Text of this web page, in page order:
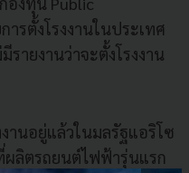
ารตั้งโรงงานในประเทศ
รายงานว่าจะตั้งโรงงาน
านอยู่แล้วในมลรัฐแอริโซ
ผลิตรถยนต์ไฟฟ้ารุ่นแรก